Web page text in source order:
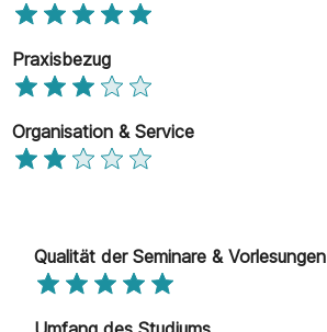
Praxisbezug
Organisation & Service
Qualität der Seminare & Vorlesungen